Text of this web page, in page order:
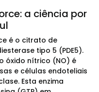
a ciência por
é o citrato de
tipo 5 (PDE5).
óxido nítrico (NO) é
e células endoteliais
Esta enzima